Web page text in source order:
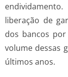
liberação de
dos bancos por
volume dessas
últimos anos.